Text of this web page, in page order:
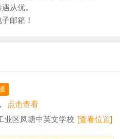
从优。
邮箱！
点击查看
业区凤塘中英文学校 [查看位置]